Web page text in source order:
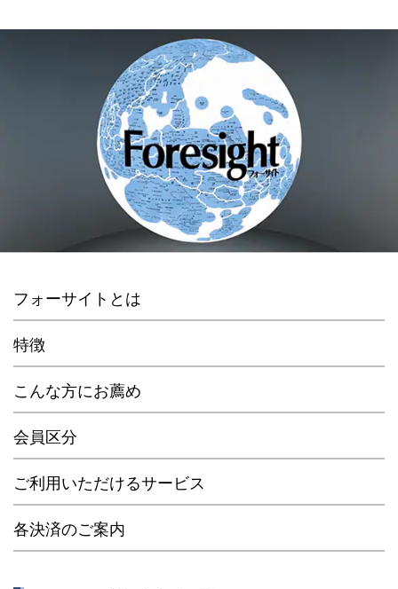
フォーサイトとは
特徴
こんな方にお薦め
会員区分
ご利用いただけるサービス
各決済のご案内